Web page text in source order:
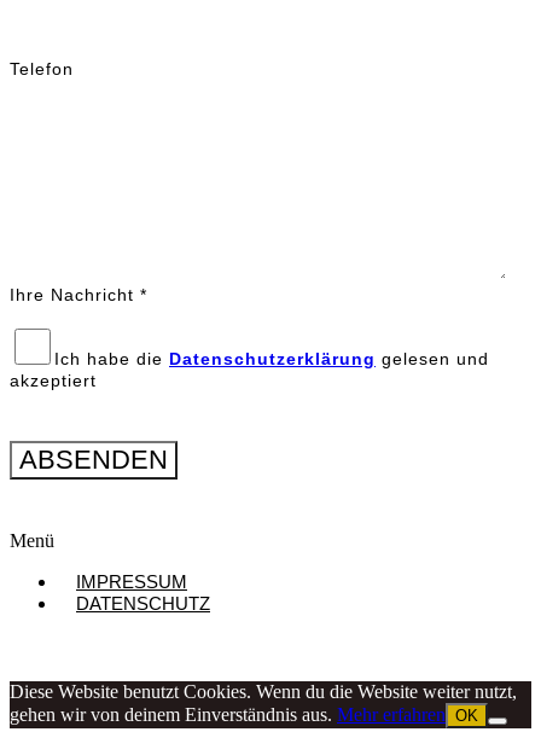
Telefon
Ihre Nachricht *
Ich habe die Datenschutzerklärung gelesen und
akzeptiert
Menü
IMPRESSUM
DATENSCHUTZ
Diese Website benutzt Cookies. Wenn du die Website weiter nutzt,
gehen wir von deinem Einverständnis aus. Mehr erfahren OK